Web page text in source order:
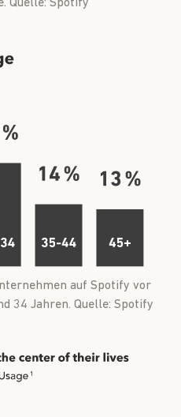
Quelle: Spotify
auf Spotify vor
34 Jahren. Quelle: Spotify